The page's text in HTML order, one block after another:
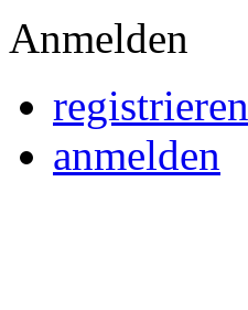
Anmelden
registrieren
anmelden